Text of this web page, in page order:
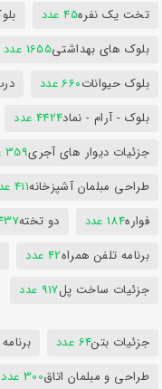
تخت یک نفره45 عدد
بلوک های بهداشتی1655 عدد
بلوک حیوانات660 عدد
بلوک - آرام - نماد4424 عدد
جزئیات دیوار های آجری359 عدد
طراحی مبلمان آشپزخانه411 عدد
فواره184 عدد دو تخته437
برنامه تلفن همراه42 عدد
جزئیات ساخت پل917 عدد
جزئیات بتن64 عدد
طراحی و مبلمان اتاق300 عدد